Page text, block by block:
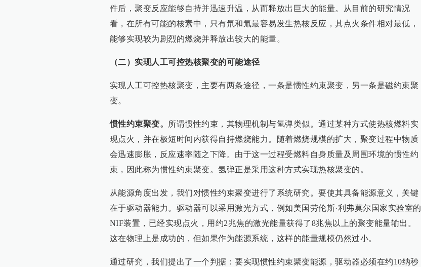
件后，聚变反应能够自持并迅速升温，从而释放出巨大的能量。从目前的研究情况
看，在所有可能的核素中，只有氘和氚最容易发生热核反应，其点火条件相对最低，
能够实现较为剧烈的燃烧并释放出较大的能量。
（二）实现人工可控热核聚变的可能途径
实现人工可控热核聚变，主要有两条途径，一条是惯性约束聚变，另一条是磁约束聚
变。
惯性约束聚变。
所谓惯性约束，其物理机制与氢弹类似。通过某种方式使热核燃料实
现点火，并在极短时间内获得自持燃烧能力。随着燃烧规模的扩大，聚变过程中物质
会迅速膨胀，反应速率随之下降。由于这一过程受燃料自身质量及周围环境的惯性约
束，因此称为惯性约束聚变。氢弹正是采用这种方式实现热核聚变的。
从能源角度出发，我们对惯性约束聚变进行了系统研究。要使其具备能源意义，关键
在于驱动器能力。驱动器可以采用激光方式，例如美国劳伦斯·利弗莫尔国家实验室的
NIF装置，已经实现点火，用约2兆焦的激光能量获得了8兆焦以上的聚变能量输出。
这在物理上是成功的，但如果作为能源系统，这样的能量规模仍然过小。
通过研究，我们提出了一个判据：要实现惯性约束聚变能源，驱动器必须在约10纳秒